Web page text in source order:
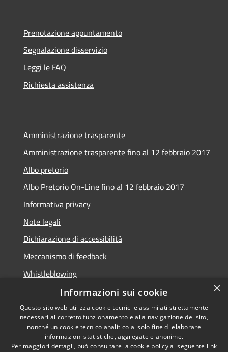
Prenotazione appuntamento
Segnalazione disservizio
Leggi le FAQ
Richiesta assistenza
Amministrazione trasparente
Amministrazione trasparente fino al 12 febbraio 2017
Albo pretorio
Albo Pretorio On-Line fino al 12 febbraio 2017
Informativa privacy
Note legali
Dichiarazione di accessibilità
Meccanismo di feedback
Whistleblowing
Accessibilità
Copyright © 2026 • Comune di
Arcidosso • Powered by
×
Informazioni sui cookie
Questo sito web utilizza cookie tecnici e assimilati strettamente
necessari al corretto funzionamento e alla navigazione del sito,
nonché un cookie tecnico analitico al solo fine di elaborare
informazioni statistiche, aggregate e anonime.
Per maggiori dettagli, può consultare la cookie policy al seguente link